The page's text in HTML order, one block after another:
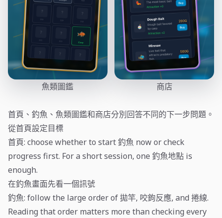
魚類圖鑑 商店
首頁、釣魚、魚類圖鑑和商店分別回答不同的下一步問題。
從首頁設定目標
首頁: choose whether to start 釣魚 now or check
progress first. For a short session, one 釣魚地點 is
enough.
在釣魚畫面先看一個訊號
釣魚: follow the large order of 拋竿, 咬鉤反應, and 捲線.
Reading that order matters more than checking every